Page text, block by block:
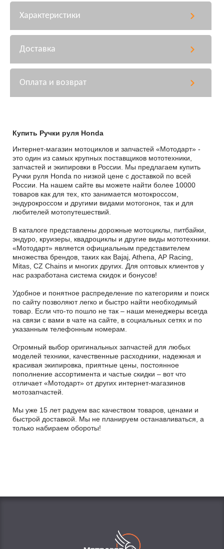
Характеристики
Доставка
Оплата и возврат
Купить Ручки руля Honda
Интернет-магазин мотоциклов и запчастей «Мотодарт» -
это один из самых крупных поставщиков мототехники,
запчастей и экипировки в России. Мы предлагаем купить
Ручки руля Honda по низкой цене с доставкой по всей
России. На нашем сайте вы можете найти более 10000
товаров как для тех, кто занимается мотокроссом,
эндурокроссом и другими видами мотогонок, так и для
любителей мотопутешествий.
В каталоге представлены дорожные мотоциклы, питбайки,
эндуро, круизеры, квадроциклы и другие виды мототехники.
«Мотодарт» является официальным представителем
множества брендов, таких как Bajaj, Athena, AP Racing,
Mitas, CZ Chains и многих других. Для оптовых клиентов у
нас разработана система скидок и бонусов!
Удобное и понятное распределение по категориям и поиск
по сайту позволяют легко и быстро найти необходимый
товар. Если что-то пошло не так – наши менеджеры всегда
на связи с вами в чате на сайте, в социальных сетях и по
указанным телефонным номерам.
Огромный выбор оригинальных запчастей для любых
моделей техники, качественные расходники, надежная и
красивая экипировка, приятные цены, постоянное
пополнение ассортимента и частые скидки – вот что
отличает «Мотодарт» от других интернет-магазинов
мотозапчастей.
Мы уже 15 лет радуем вас качеством товаров, ценами и
быстрой доставкой. Мы не планируем останавливаться, а
только набираем обороты!